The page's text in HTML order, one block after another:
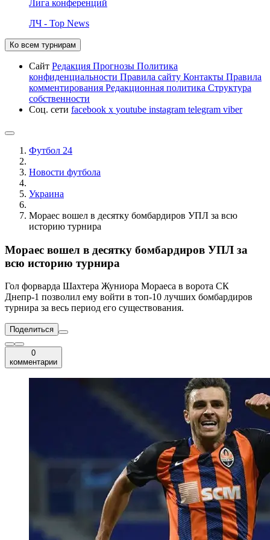
Лига конференций
ЛЧ - Top News
Ко всем турнирам
Сайт Редакция Прогнозы Политика
конфиденциальности Правила сайту Контакты Правила
комментирования Редакционная политика Структура
собственности
Соц. сети facebook x youtube instagram telegram viber
Футбол 24
Новости футбола
Украина
Мораес вошел в десятку бомбардиров УПЛ за всю
историю турнира
Мораес вошел в десятку бомбардиров УПЛ за
всю историю турнира
Гол форварда Шахтера Жуниора Мораеса в ворота СК
Днепр-1 позволил ему войти в топ-10 лучших бомбардиров
турнира за весь период его существования.
Поделиться
0
комментарии